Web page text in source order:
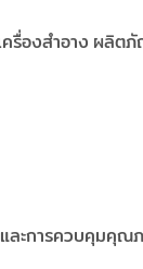
ครื่องสำอาง ผลิ
ะการควบคุมคุณภ